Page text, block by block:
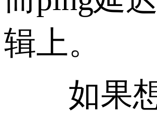
辑上。
如果想